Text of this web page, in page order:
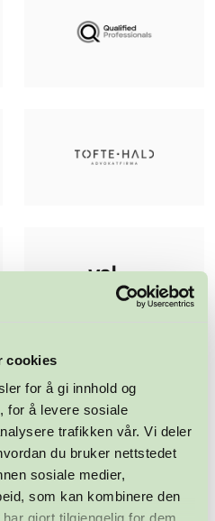
cookies
for å gi innhold og
for å levere sosiale
trafikken vår. Vi deler
du bruker nettstedet
sosiale medier,
som kan kombinere den
gjort tilgjengelig for dem,